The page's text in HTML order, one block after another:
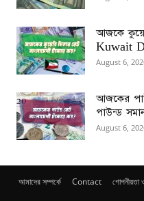
আজকে
Kuwait
August 6,
আজকের
পাউন্ড
August 6,
আমাদের সম্পর্কে Contact গোপনীয়তা